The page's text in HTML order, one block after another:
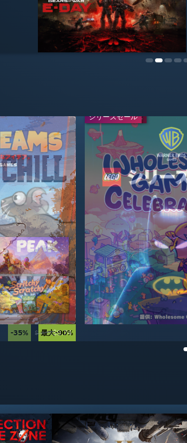
最大-90%
シリーズセール
-35% $14.99$9.74
WEEKEND DEAL
-50% $49.99$24.99
-50% $7.99$3.99
-40% $49.99$29.99
-95% $59.99$2.99